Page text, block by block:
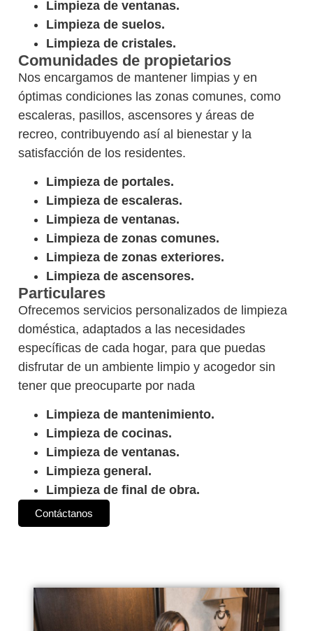
Limpieza de ventanas.
Limpieza de suelos.
Limpieza de cristales.
Comunidades de propietarios
Nos encargamos de mantener limpias y en
óptimas condiciones las zonas comunes, como
escaleras, pasillos, ascensores y áreas de
recreo, contribuyendo así al bienestar y la
satisfacción de los residentes.
Limpieza de portales.
Limpieza de escaleras.
Limpieza de ventanas.
Limpieza de zonas comunes.
Limpieza de zonas exteriores.
Limpieza de ascensores.
Particulares
Ofrecemos servicios personalizados de limpieza
doméstica, adaptados a las necesidades
específicas de cada hogar, para que puedas
disfrutar de un ambiente limpio y acogedor sin
tener que preocuparte por nada
Limpieza de mantenimiento.
Limpieza de cocinas.
Limpieza de ventanas.
Limpieza general.
Limpieza de final de obra.
Contáctanos